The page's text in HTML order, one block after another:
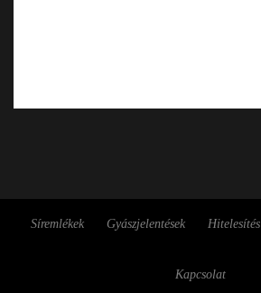
Síremlékek Gyászjelentések Hitelesítés
Kapcsolat